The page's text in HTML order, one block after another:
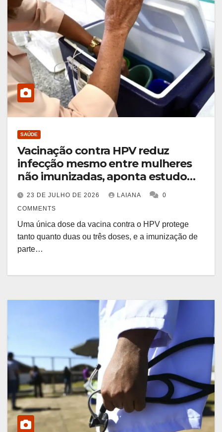
SAÚDE
Vacinação contra HPV reduz
infecção mesmo entre mulheres
não imunizadas, aponta estudo
brasileiro
23 DE JULHO DE 2026 LAIANA
0
COMMENTS
Uma única dose da vacina contra o HPV protege
tanto quanto duas ou três doses, e a imunização de
parte…